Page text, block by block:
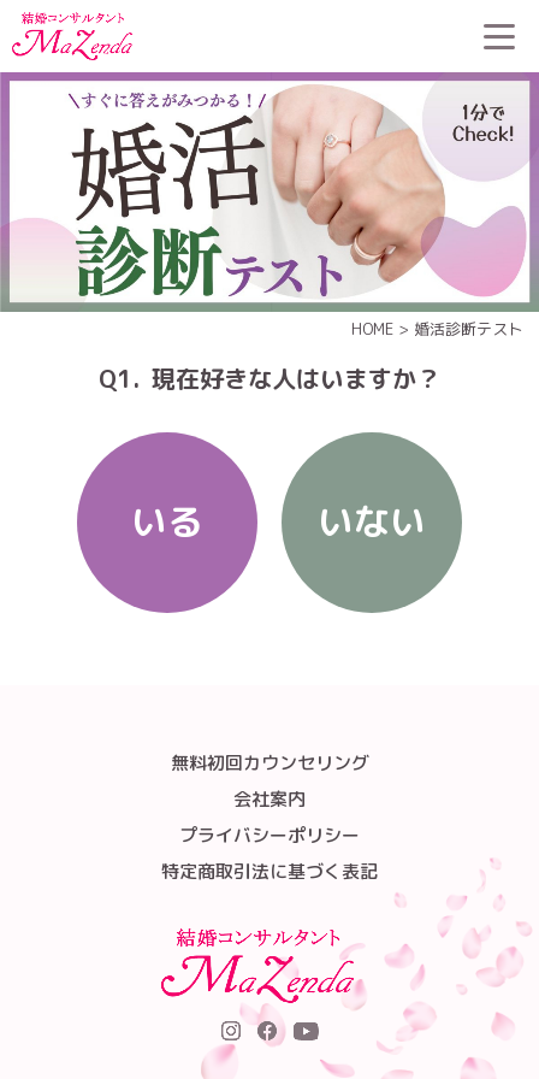
HOME > 婚活診断テスト
Q1 現在好きな人はいますか？
いる いない
無料初回カウンセリング
会社案内
プライバシーポリシー
特定商取引法に基づく表記